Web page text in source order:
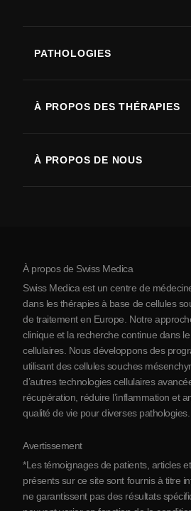
PATHOLOGIES
Maladie de Parkinson
Arthrite
À PROPOS DES THÉRAPIES
À PROPOS DE NOUS
À propos de la Serbie
Partenariats
Contact
À propos de Swiss Medica
Swiss Medica est un centre de
dans les thérapies à base de cellules
de traitement en Europe. Notre
clinique et la recherche continue dans
cellulaires. Nous développons des
utilisant des cellules souches
d’autres technologies cellulaires
récupération, réduire l’inflammation et
qualité de vie pour diverses pathologies.
Avertissement
*Les témoignages de patients, articles
présents sur ce site sont fournis à titre
ne garantissent pas des résultats